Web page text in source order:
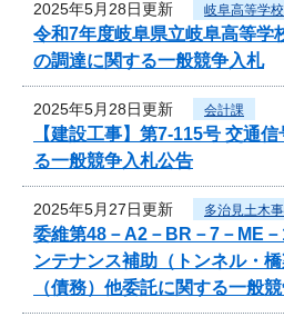
2025年5月28日更新 岐阜高等学校
令和7年度岐阜県立岐阜高等学
の調達に関する一般競争入札
2025年5月28日更新 会計課
【建設工事】第7-115号 交通
る一般競争入札公告
2025年5月27日更新 多治見土木
委維第48－A2－BR－7－ME
ンテナンス補助（トンネル・橋
（債務）他委託に関する一般